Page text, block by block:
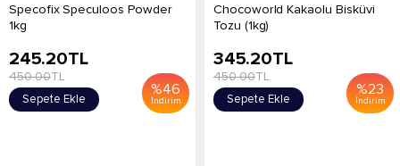
Specofix Speculoos Powder
1kg
%46
İndirim
245.20TL
450.00TL
Sepete Ekle
Chocoworld Kakaolu Bisküvi
Tozu (1kg)
%23
İndirim
345.20TL
450.00TL
Sepete Ekle